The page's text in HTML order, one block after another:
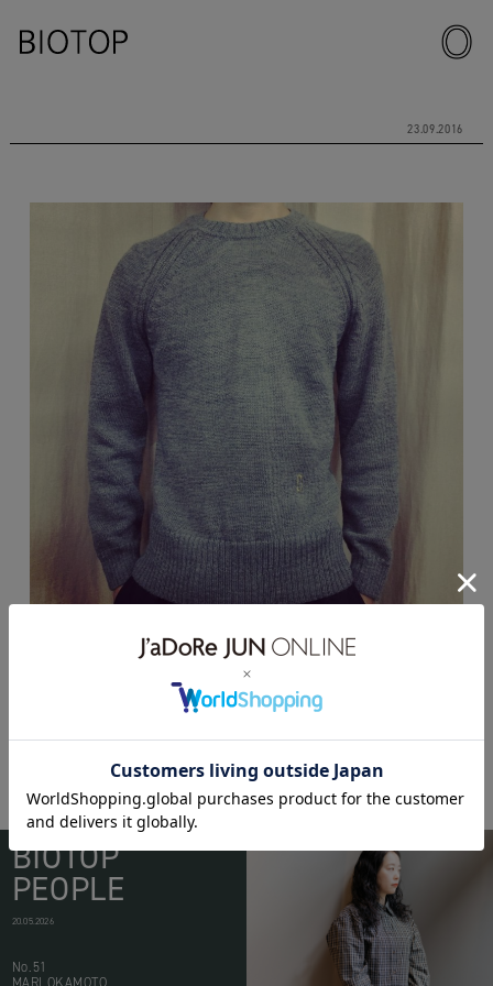
23.09.2016
BIOTOP
PEOPLE
20.05.2026
No.51